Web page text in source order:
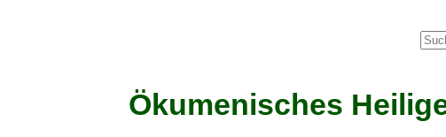
Ökumenisches